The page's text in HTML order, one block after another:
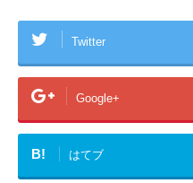
Twitter
Google+
B! はてブ